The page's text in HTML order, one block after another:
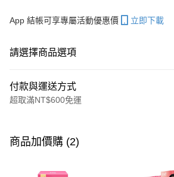
App 結帳可享專屬活動優惠價 立即下載
請選擇商品選項
付款與運送方式
超取滿NT$600免運
信用卡一次付款
商品加價購 (2)